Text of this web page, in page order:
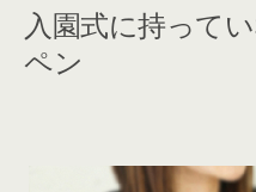
入園式に持って
ペン